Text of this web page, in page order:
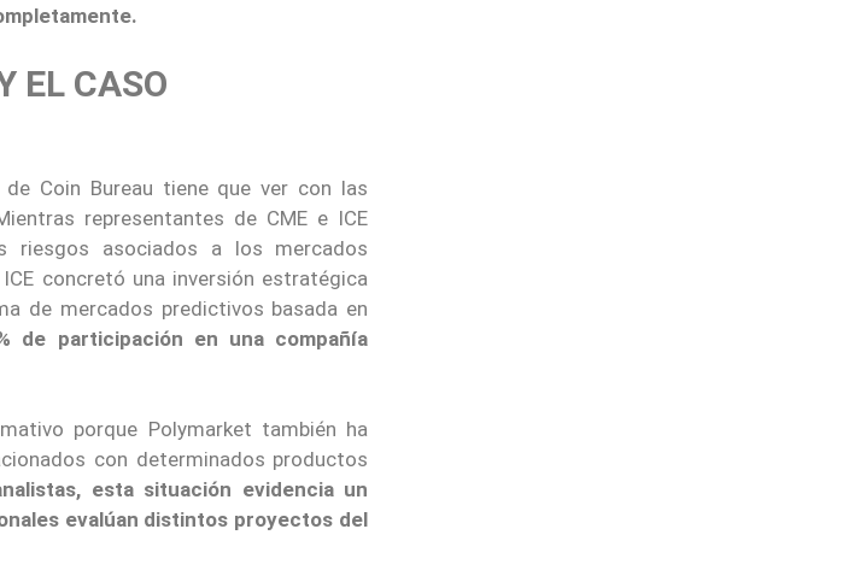
EL CASO
Coin Bureau tiene que ver con las
representantes de CME e ICE
riesgos asociados a los mercados
concretó una inversión estratégica
de mercados predictivos basada en
de participación en una compañía
porque Polymarket también ha
con determinados productos
esta situación evidencia un
evalúan distintos proyectos del